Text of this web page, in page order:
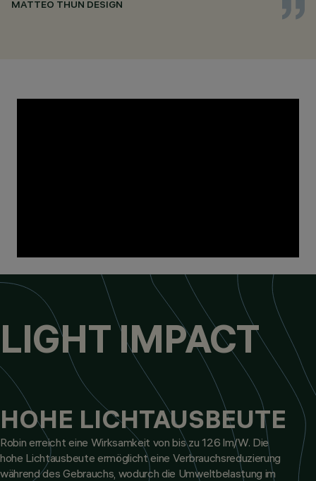
MATTEO THUN DESIGN
LIGHT IMPACT
HOHE LICHTAUSBEUTE
Robin erreicht eine Wirksamkeit von bis zu 126 lm/W. Die
hohe Lichtausbeute ermöglicht eine Verbrauchsreduzierung
während des Gebrauchs, wodurch die Umweltbelastung im